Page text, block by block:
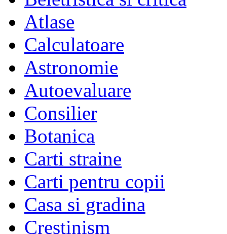
Atlase
Calculatoare
Astronomie
Autoevaluare
Consilier
Botanica
Carti straine
Carti pentru copii
Casa si gradina
Crestinism